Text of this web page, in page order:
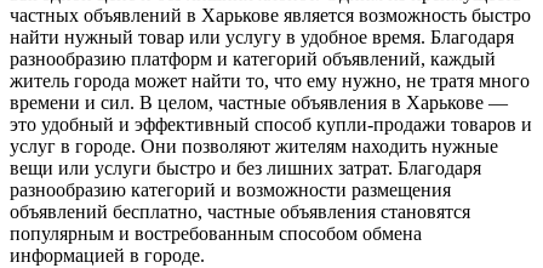
частных объявлений в Харькове является возможность быстро
найти нужный товар или услугу в удобное время. Благодаря
разнообразию платформ и категорий объявлений, каждый
житель города может найти то, что ему нужно, не тратя много
времени и сил. В целом, частные объявления в Харькове —
это удобный и эффективный способ купли-продажи товаров и
услуг в городе. Они позволяют жителям находить нужные
вещи или услуги быстро и без лишних затрат. Благодаря
разнообразию категорий и возможности размещения
объявлений бесплатно, частные объявления становятся
популярным и востребованным способом обмена
информацией в городе.